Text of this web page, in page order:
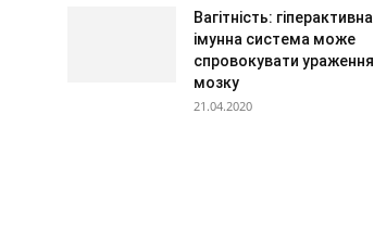
Вагітність: гіперактивна
імунна система може
спровокувати ураження
мозку
21.04.2020